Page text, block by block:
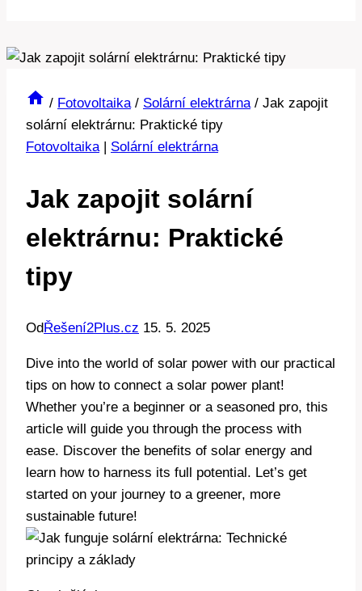
/ Fotovoltaika / Solární elektrárna / Jak zapojit
solární elektrárnu: Praktické tipy
Fotovoltaika| Solární elektrárna
Jak zapojit solární
elektrárnu: Praktické
tipy
Od Řešení2Plus.cz 15. 5. 2025
Dive into the world of solar power with our practical
tips on how to connect a solar power plant!
Whether you’re a beginner or a seasoned pro, this
article will guide you through the process with
ease. Discover the benefits of solar energy and
learn how to harness its full potential. Let’s get
started on your journey to a greener, more
sustainable future!